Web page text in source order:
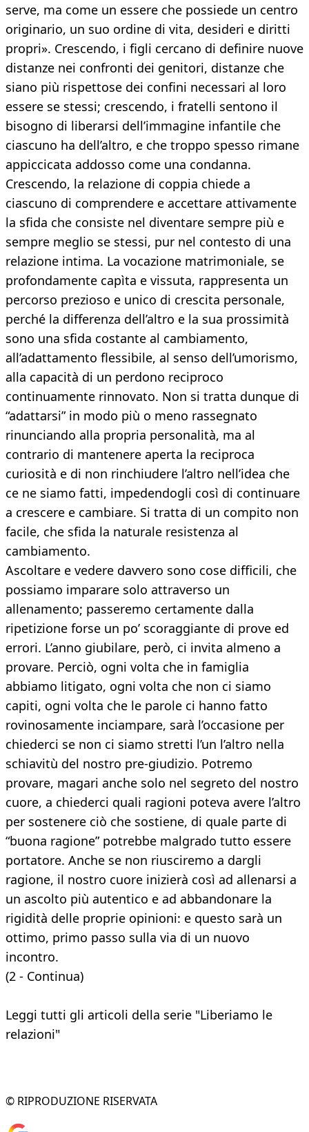
serve, ma come un essere che possiede un centro
originario, un suo ordine di vita, desideri e diritti
propri». Crescendo, i figli cercano di definire nuove
distanze nei confronti dei genitori, distanze che
siano più rispettose dei confini necessari al loro
essere se stessi; crescendo, i fratelli sentono il
bisogno di liberarsi dell’immagine infantile che
ciascuno ha dell’altro, e che troppo spesso rimane
appiccicata addosso come una condanna.
Crescendo, la relazione di coppia chiede a
ciascuno di comprendere e accettare attivamente
la sfida che consiste nel diventare sempre più e
sempre meglio se stessi, pur nel contesto di una
relazione intima. La vocazione matrimoniale, se
profondamente capìta e vissuta, rappresenta un
percorso prezioso e unico di crescita personale,
perché la differenza dell’altro e la sua prossimità
sono una sfida costante al cambiamento,
all’adattamento flessibile, al senso dell’umorismo,
alla capacità di un perdono reciproco
continuamente rinnovato. Non si tratta dunque di
“adattarsi” in modo più o meno rassegnato
rinunciando alla propria personalità, ma al
contrario di mantenere aperta la reciproca
curiosità e di non rinchiudere l’altro nell’idea che
ce ne siamo fatti, impedendogli così di continuare
a crescere e cambiare. Si tratta di un compito non
facile, che sfida la naturale resistenza al
cambiamento.
Ascoltare e vedere davvero sono cose difficili, che
possiamo imparare solo attraverso un
allenamento; passeremo certamente dalla
ripetizione forse un po’ scoraggiante di prove ed
errori. L’anno giubilare, però, ci invita almeno a
provare. Perciò, ogni volta che in famiglia
abbiamo litigato, ogni volta che non ci siamo
capiti, ogni volta che le parole ci hanno fatto
rovinosamente inciampare, sarà l’occasione per
chiederci se non ci siamo stretti l’un l’altro nella
schiavitù del nostro pre-giudizio. Potremo
provare, magari anche solo nel segreto del nostro
cuore, a chiederci quali ragioni poteva avere l’altro
per sostenere ciò che sostiene, di quale parte di
“buona ragione” potrebbe malgrado tutto essere
portatore. Anche se non riusciremo a dargli
ragione, il nostro cuore inizierà così ad allenarsi a
un ascolto più autentico e ad abbandonare la
rigidità delle proprie opinioni: e questo sarà un
ottimo, primo passo sulla via di un nuovo
incontro.
(2 - Continua)
Leggi tutti gli articoli della serie "Liberiamo le
relazioni"​
© RIPRODUZIONE RISERVATA